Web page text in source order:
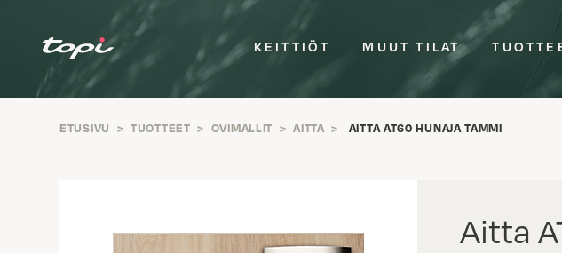
KEITTIÖT MUUT TILAT
ETUSIVU > TUOTTEET > OVIMALLIT > AITTA > AITTA AT60 HUNAJA TAMMI
Aitta